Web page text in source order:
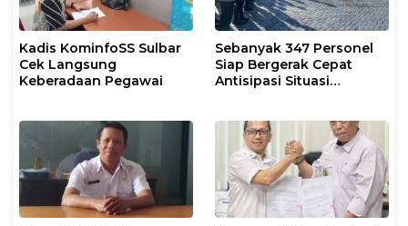
Kadis KominfoSS Sulbar
Cek Langsung
Keberadaan Pegawai
Sebanyak 347 Personel
Siap Bergerak Cepat
Antisipasi Situasi